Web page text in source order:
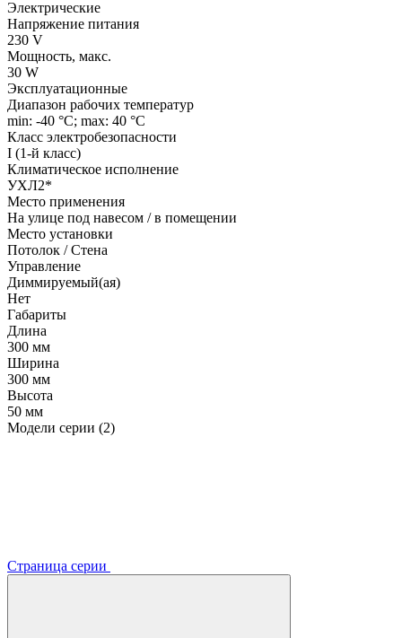
Электрические
Напряжение питания
230 V
Мощность, макс.
30 W
Эксплуатационные
Диапазон рабочих температур
min: -40 °C; max: 40 °C
Класс электробезопасности
I (1-й класс)
Климатическое исполнение
УХЛ2*
Место применения
На улице под навесом / в помещении
Место установки
Потолок / Cтена
Управление
Диммируемый(ая)
Нет
Габариты
Длина
300 мм
Ширина
300 мм
Высота
50 мм
Модели серии (2)
Страница серии